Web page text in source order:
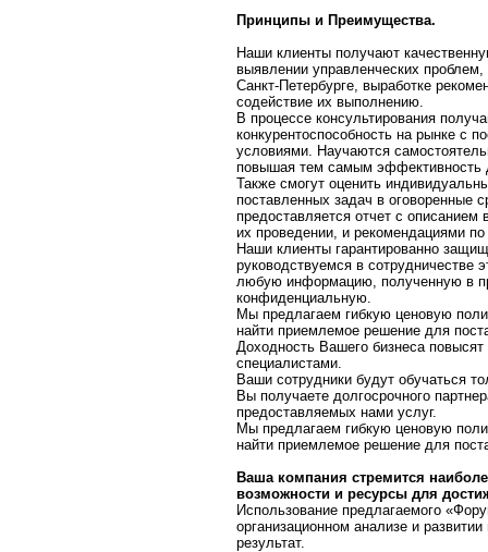
Принципы и Преимущества.
Наши клиенты получают
выявлении управленческих
Санкт-Петербурге, выработке
содействие их выполнению.
В процессе консультирования
конкурентоспособность на рынке с
условиями. Научаются
повышая тем самым эффективность
Также смогут оценить
поставленных задач в оговоренные
предоставляется отчет с
их проведении, и рекомендациями
Наши клиенты гарантированно
руководствуемся в сотрудничестве
любую информацию, полученную в
конфиденциальную.
Мы предлагаем гибкую ценовую
найти приемлемое решение для
Доходность Вашего бизнеса
специалистами.
Ваши сотрудники будут обучаться
Вы получаете долгосрочного
предоставляемых нами услуг.
Мы предлагаем гибкую ценовую
найти приемлемое решение для
Ваша компания стремится
возможности и ресурсы для
Использование предлагаемого
организационном анализе и
результат.